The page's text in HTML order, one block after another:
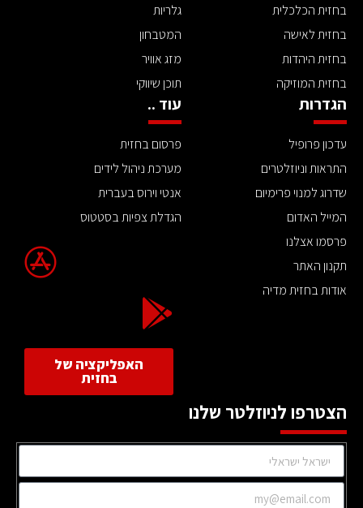
בחזית הכלכלית
בחזית לאישה
בחזית היהדות
בחזית המוזיקה
גלריות
המטבחון
מזג אוויר
תוכן שיווקי
הגדרות
עדכון פרופיל
התראות וניוזלטרים
שדרוג למנוי פרימיום
המייל האדום
פרסמו אצלנו
תקנון האתר
אודות בחזית מדיה
עוד ..
פרסום בחזית
מערכת ניהול לידים
אנטי וירוס בעברית
הגדלת צפיות בסטטוס
האפליקציה של
בחזית
הצטרפו לניוזלטר שלנו